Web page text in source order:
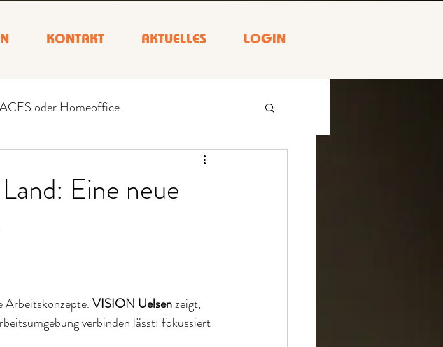
KONTAKT AKTUELLES LOGIN
oder Homeoffice
Eine neue
Arbeitskonzepte. VISION Uelsen zeigt,
verbinden lässt: fokussiert